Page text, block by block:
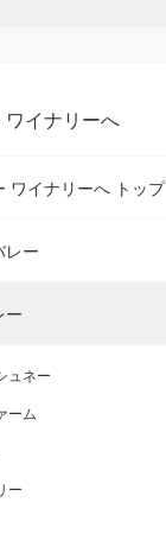
ワイナリーへ
ワイナリーへ トップ
レー
ー
ュネー
ーム
ー